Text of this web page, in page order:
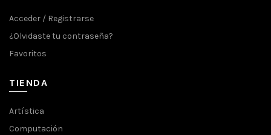
Acceder / Registrarse
¿Olvidaste tu contraseña?
Favoritos
TIENDA
Artística
Computación